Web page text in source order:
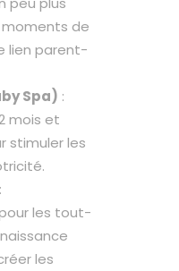
moments de
lien parent-
Spa) :
mois et
stimuler les
:
les tout-
les